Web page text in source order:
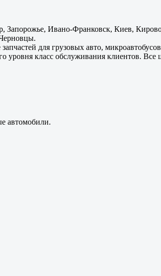
Ивано-Франковск, Киев,
для грузовых авто,
уровня класс обслуживания клиентов.
автомобили.